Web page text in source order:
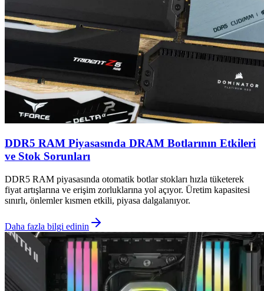
DDR5 RAM Piyasasında DRAM Botlarının Etkileri
ve Stok Sorunları
DDR5 RAM piyasasında otomatik botlar stokları hızla tüketerek
fiyat artışlarına ve erişim zorluklarına yol açıyor. Üretim kapasitesi
sınırlı, önlemler kısmen etkili, piyasa dalgalanıyor.
Daha fazla bilgi edinin